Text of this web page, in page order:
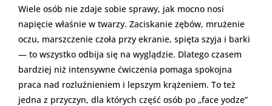
Wiele osób nie zdaje sobie sprawy, jak mocno nosi
napięcie właśnie w twarzy. Zaciskanie zębów, mrużenie
oczu, marszczenie czoła przy ekranie, spięta szyja i barki
— to wszystko odbija się na wyglądzie. Dlatego czasem
bardziej niż intensywne ćwiczenia pomaga spokojna
praca nad rozluźnieniem i lepszym krążeniem. To też
jedna z przyczyn, dla których część osób po „face yodze”